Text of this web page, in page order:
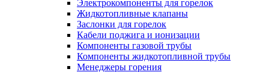
Электрокомпоненты для горелок
Жидкотопливные клапаны
Заслонки для горелок
Кабели поджига и ионизации
Компоненты газовой трубы
Компоненты жидкотопливной трубы
Менеджеры горения